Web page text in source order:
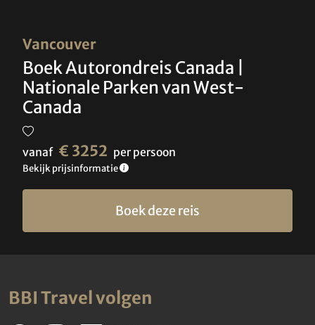
Vancouver
Boek Autorondreis Canada |
Nationale Parken van West-
Canada
vanaf € 3252 per persoon
Bekijk prijsinformatie
Boek deze reis
BBI Travel volgen